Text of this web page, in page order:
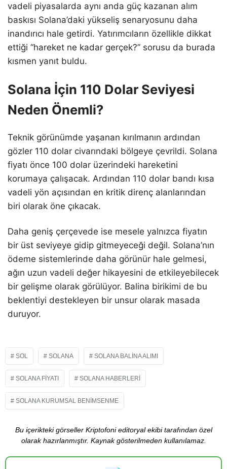
vadeli piyasalarda aynı anda güç kazanan alım
baskısı Solana’daki yükseliş senaryosunu daha
inandırıcı hale getirdi. Yatırımcıların özellikle dikkat
ettiği “hareket ne kadar gerçek?” sorusu da burada
kısmen yanıt buldu.
Solana İçin 110 Dolar Seviyesi
Neden Önemli?
Teknik görünümde yaşanan kırılmanın ardından
gözler 110 dolar civarındaki bölgeye çevrildi. Solana
fiyatı önce 100 dolar üzerindeki hareketini
korumaya çalışacak. Ardından 110 dolar bandı kısa
vadeli yön açısından en kritik direnç alanlarından
biri olarak öne çıkacak.
Daha geniş çerçevede ise mesele yalnızca fiyatın
bir üst seviyeye gidip gitmeyeceği değil. Solana’nın
ödeme sistemlerinde daha görünür hale gelmesi,
ağın uzun vadeli değer hikayesini de etkileyebilecek
bir gelişme olarak görülüyor. Balina birikimi de bu
beklentiyi destekleyen bir unsur olarak masada
duruyor.
SOL SOLANA SOLANA BALINA ALIMI
SOLANA FIYATI SOLANA HABERLERI
SOLANA KURUMSAL BENIMSENME
Bu içerikteki görseller Kriptofoni editoryal ekibi tarafından özel
olarak hazırlanmıştır. Kaynak gösterilmeden kullanılamaz.